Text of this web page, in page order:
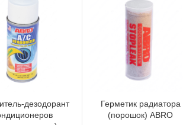
дезодорант
Герметик радиатора
(порошок) ABRO